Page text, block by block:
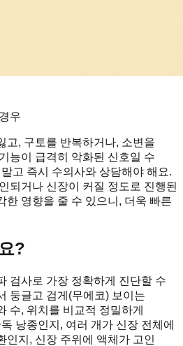
우
고, 구토를 반복하거나, 소변을
능이 급격히 악화된 신호일 수
고 즉시 수의사와 상담해야 해요.
되거나 신장이 커질 정도로 진행된
한 영향을 줄 수 있으니, 더욱 빠른
?
검사로 가장 정확하게 진단할 수
둥글고 검게(무에코) 보이는
수, 위치를 비교적 정밀하게
낭종인지, 여러 개가 신장 전체에
인지, 신장 주위에 액체가 고인